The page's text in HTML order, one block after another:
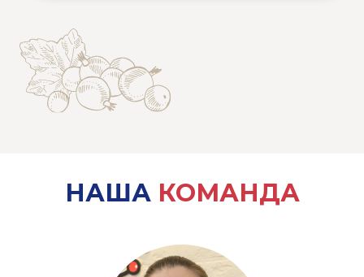
НАША КОМАНДА